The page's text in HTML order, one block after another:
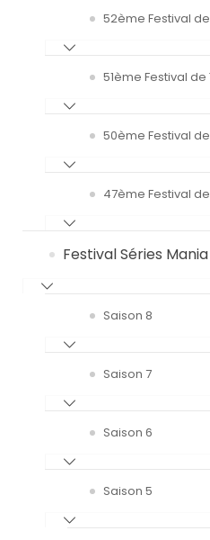
52ème Festival
51ème Festival
50ème Festival
47ème Festival
Festival Séries Mania
Saison 8
Saison 7
Saison 6
Saison 5